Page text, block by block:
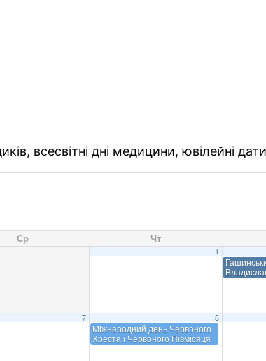
всесвітні дні медицини, ювілейні
Ср Чт
1
7 8
Міжнародний день Червоного
Хреста і Червоного Півмісяця